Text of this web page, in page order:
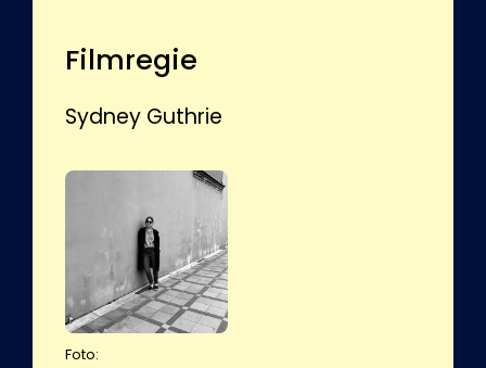
Filmregie
Sydney Guthrie
Foto: